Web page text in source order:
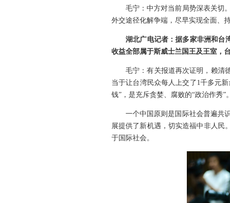
毛宁：中方对当前局势深表关切
外交途径化解争端，尽早实现全面、
湖北广电记者：据多家非洲和台
收益全部属于斯威士兰国王及王室，
毛宁：有关报道再次证明，赖清
当于让台湾民众每人上交了1千多元
钱”，是充斥贪婪、腐败的“政治作秀”。
一个中国原则是国际社会普遍共
展提供了新机遇，切实造福中非人民
于国际社会。